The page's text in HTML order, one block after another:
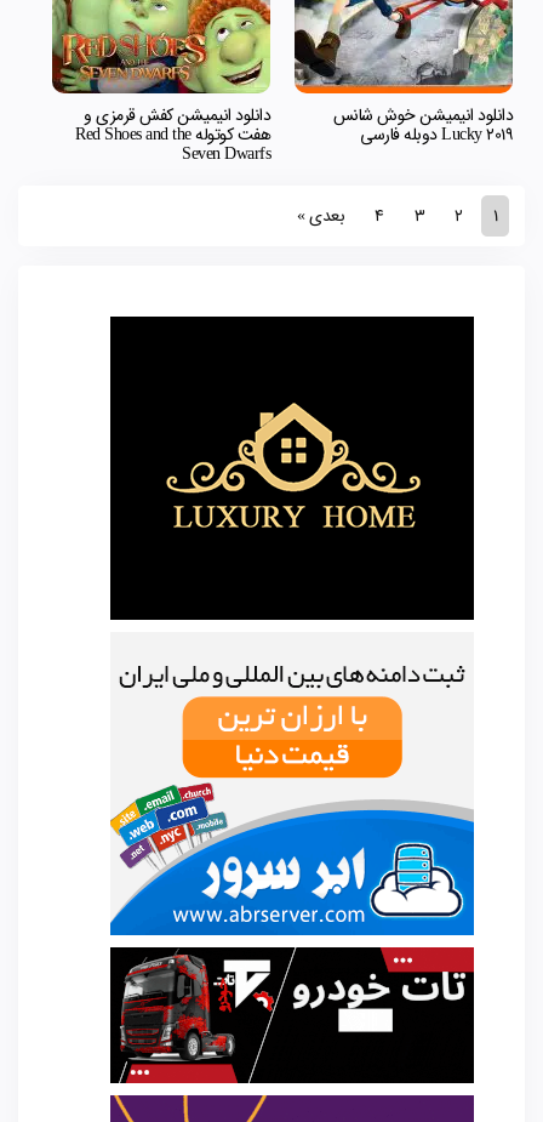
دانلود انیمیشن خوش شانس
Lucky 2019 دوبله فارسی
دانلود انیمیشن کفش قرمزی و
هفت کوتوله Red Shoes and the
Seven Dwarfs
1
2
3
4 بعدی »